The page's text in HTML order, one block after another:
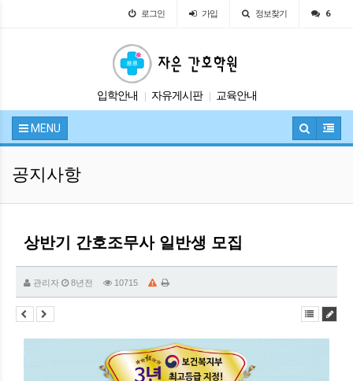
로그인 가입 정보찾기 6
입학안내 자유게시판 교육안내
시험정보
공지사항
MENU
공지사항
상반기 간호조무사 일반생 모집
관리자 8년전 10715